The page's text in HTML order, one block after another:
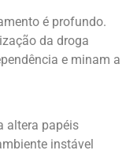
é profundo.
da droga
e minam a
altera papéis
instável